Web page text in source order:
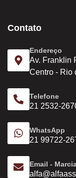
Contato
Endereço
Av. Franklin
Centro - Rio
Telefone
21 2532-
WhatsApp
21 99722-
Email -